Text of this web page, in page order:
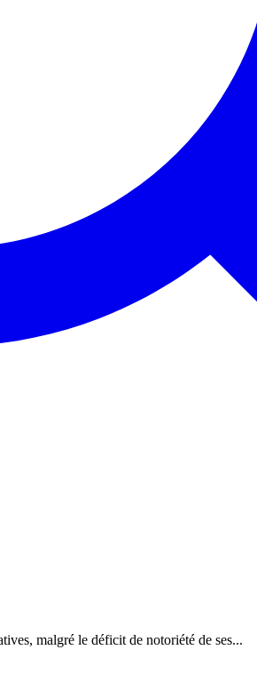
malgré le déficit de notoriété de ses...